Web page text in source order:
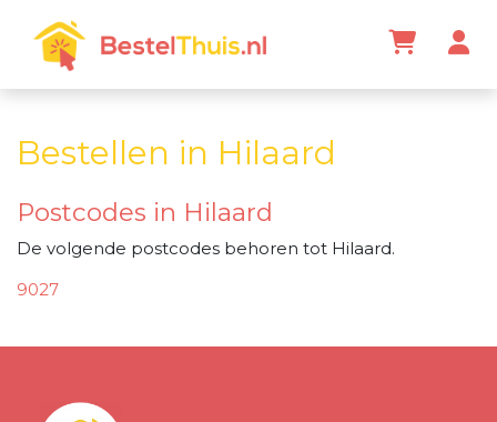
Bestellen in Hilaard
Postcodes in Hilaard
De volgende postcodes behoren tot Hilaard.
9027